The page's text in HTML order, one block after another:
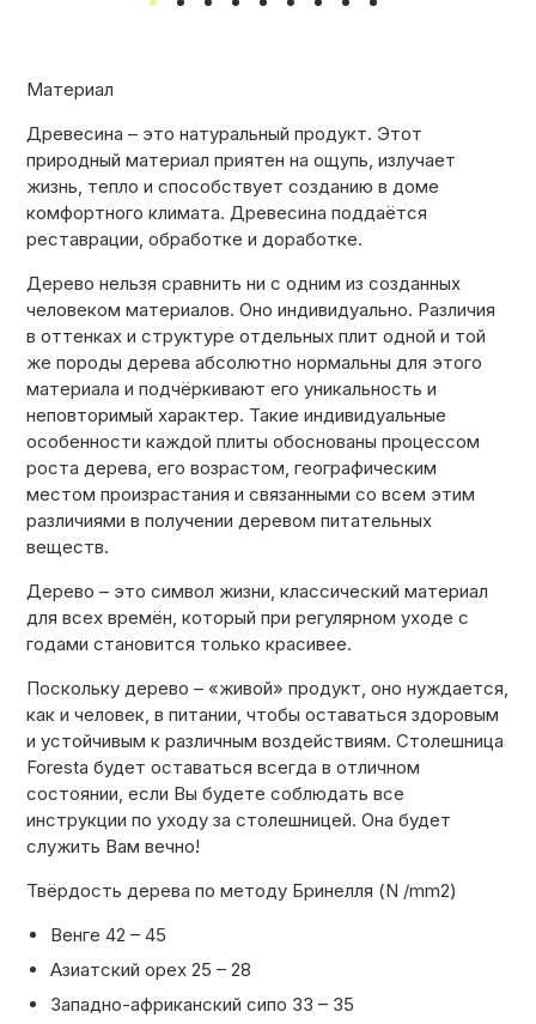
Материал
Древесина – это натуральный продукт. Этот
природный материал приятен на ощупь, излучает
жизнь, тепло и способствует созданию в доме
комфортного климата. Древесина поддаётся
реставрации, обработке и доработке.
Дерево нельзя сравнить ни с одним из созданных
человеком материалов. Оно индивидуально. Различия
в оттенках и структуре отдельных плит одной и той
же породы дерева абсолютно нормальны для этого
материала и подчёркивают его уникальность и
неповторимый характер. Такие индивидуальные
особенности каждой плиты обоснованы процессом
роста дерева, его возрастом, географическим
местом произрастания и связанными со всем этим
различиями в получении деревом питательных
веществ.
Дерево – это символ жизни, классический материал
для всех времён, который при регулярном уходе с
годами становится только красивее.
Поскольку дерево – «живой» продукт, оно нуждается,
как и человек, в питании, чтобы оставаться здоровым
и устойчивым к различным воздействиям. Столешница
Foresta будет оставаться всегда в отличном
состоянии, если Вы будете соблюдать все
инструкции по уходу за столешницей. Она будет
служить Вам вечно!
Твёрдость дерева по методу Бринелля (N /mm2)
Венге 42 – 45
Азиатский орех 25 – 28
Западно-африканский сипо 33 – 35
О ФАБРИКЕ
НАШЕ ПРОИЗВОДСТВО
ПОРТФОЛИО
ГАРАНТИИ
СОТРУДНИЧЕСТВО
НОВОСТИ
3D ПРОЕКТ В ПОДАРОК
БЛОГ О ДИЗАЙНЕ МЕБЕЛИ